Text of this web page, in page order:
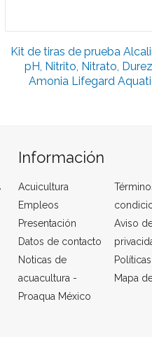
Kit de tiras de prueba
pH, Nitrito, Nitrato,
Amonia Lifegard
Información
Acuicultura
Empleos
Presentación
Datos de contacto
Noticas de
acuacultura -
Proaqua México
Aviso
Políticas
Mapa